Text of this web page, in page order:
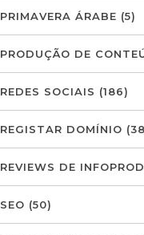
PRIMAVERA ÁRABE (5)
PRODUÇÃO DE
REDES SOCIAIS (186)
REGISTAR DOMÍNIO
REVIEWS DE
SEO (50)